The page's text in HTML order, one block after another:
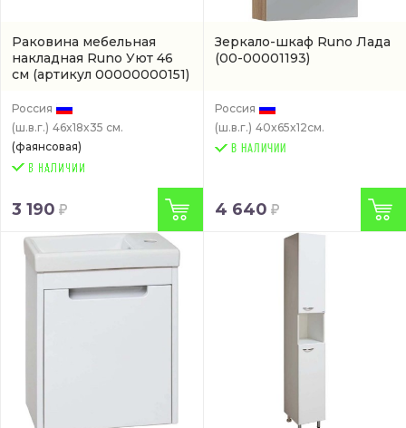
Раковина мебельная
накладная Runo Уют 46
см (артикул 00000000151)
Россия
(ш.в.г.) 46x18x35 см.
(фаянсовая)
3 190
Зеркало-шкаф Runo Лада
(00-00001193)
Россия
(ш.в.г.) 40x65x12см.
В НАЛИЧИИ
4 640